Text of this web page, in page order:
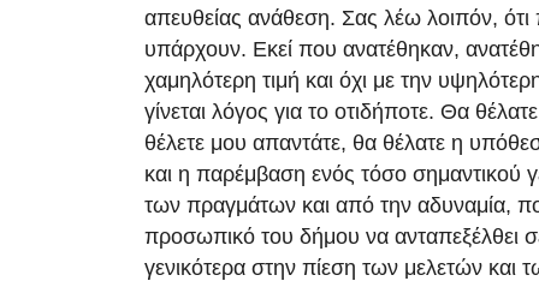
απευθείας ανάθεση. Σας λέω λοιπόν,
υπάρχουν. Εκεί που ανατέθηκαν,
χαμηλότερη τιμή και όχι με την
γίνεται λόγος για το οτιδήποτε. Θα
θέλετε μου απαντάτε, θα θέλατε η
και η παρέμβαση ενός τόσο σημαντικού
των πραγμάτων και από την αδυναμία,
προσωπικό του δήμου να ανταπεξέλθει
γενικότερα στην πίεση των μελετών και